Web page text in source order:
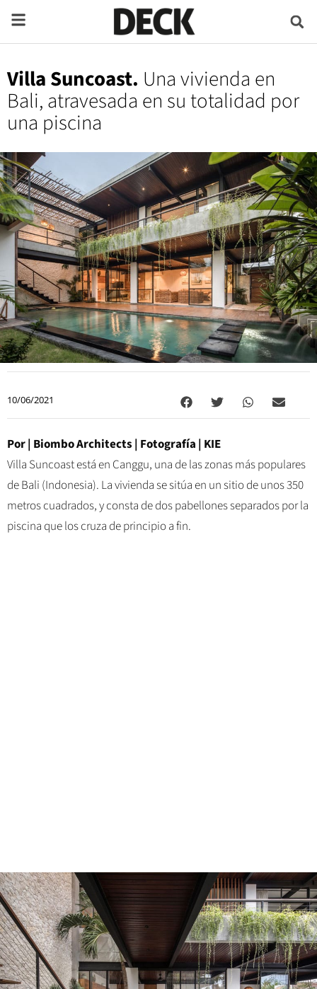
Villa Suncoast. Una vivienda en
Bali, atravesada en su totalidad por
una piscina
10/06/2021
Por | Biombo Architects | Fotografía | KIE
Villa Suncoast está en Canggu, una de las zonas más populares
de Bali (Indonesia). La vivienda se sitúa en un sitio de unos 350
metros cuadrados, y consta de dos pabellones separados por la
piscina que los cruza de principio a fin.